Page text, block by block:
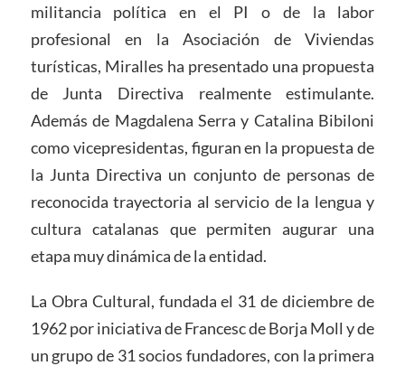
militancia política en el PI o de la labor
profesional en la Asociación de Viviendas
turísticas, Miralles ha presentado una propuesta
de Junta Directiva realmente estimulante.
Además de Magdalena Serra y Catalina Bibiloni
como vicepresidentas, figuran en la propuesta de
la Junta Directiva un conjunto de personas de
reconocida trayectoria al servicio de la lengua y
cultura catalanas que permiten augurar una
etapa muy dinámica de la entidad.
La Obra Cultural, fundada el 31 de diciembre de
1962 por iniciativa de Francesc de Borja Moll y de
un grupo de 31 socios fundadores, con la primera